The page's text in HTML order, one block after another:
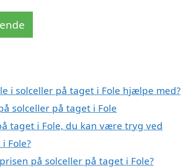
i solceller på taget i Fole hjælpe med?
solceller på taget i Fole
taget i Fole, du kan være tryg ved
Fole?
på solceller på taget i Fole?